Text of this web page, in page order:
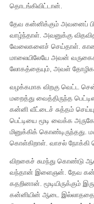
தொடங்கிவிட்டான்.
தேவ கன்னிக்கும் அவனைப்
வாழ்ந்தாள். அவனுக்கு
வேலைகளைச் செய்தாள்.
மாலையிலேயே அவன்
லோகத்தையும், அவள்
வழக்கமாக விறகு வெட்ட
மறைத்து வைத்திருந்த
கன்னி வீட்டைச் சுத்தம்
பெட்டியை மூடி வைக்க
மினுக்கிக் கொண்டிருந்தது.
கொள்கிறாள். வாசல் நோக்கி
விறகைச் சுமந்து
வந்தான் இளைஞன். தேவ
கதறினான். மூடியிருக்கும்
கன்னியின் ஆடை இல்லாததை